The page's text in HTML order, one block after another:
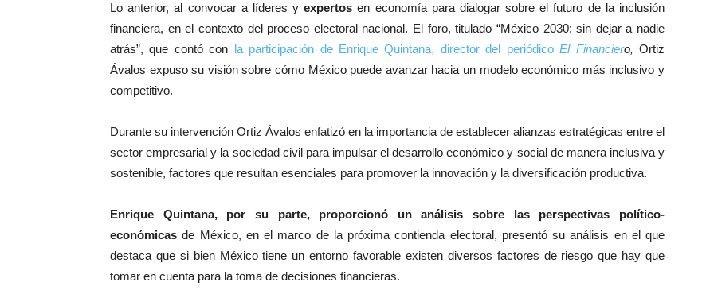
Lo anterior, al convocar a líderes yexpertosen economía para dialogar sobre el futuro de la inclusión
financiera, en el contexto del proceso electoral nacional. El foro, titulado “México 2030: sin dejar a nadie
atrás”, que contó con la participación de Enrique Quintana, director del periódicoEl Financiero,Ortiz
Ávalos expuso su visión sobre cómo México puede avanzar hacia un modelo económico más inclusivo y
competitivo.
Durante su intervención Ortiz Ávalos enfatizó en la importancia de establecer alianzas estratégicas entre el
sector empresarial y la sociedad civil para impulsar el desarrollo económico y social de manera inclusiva y
sostenible, factores que resultan esenciales para promover la innovación y la diversificación productiva.
Enrique Quintana, por su parte, proporcionó un análisis sobre las perspectivas político-
económicas de México, en el marco de la próxima contienda electoral, presentó su análisis en el que
destaca que si bien México tiene un entorno favorable existen diversos factores de riesgo que hay que
tomar en cuenta para la toma de decisiones financieras.